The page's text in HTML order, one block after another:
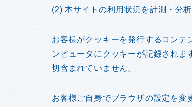
(2) 本サイトの利用状況を計測・分
お客様がクッキーを発行するコンテ
ンピュータにクッキーが記録され
切含まれていません。
お客様ご自身でブラウザの設定を